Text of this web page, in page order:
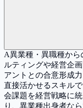
A異業種・異職種か
ルティングや経営企
アントとの合意形成
直接活かせるスキル
会課題を経営戦略に
り、異業種出身者な